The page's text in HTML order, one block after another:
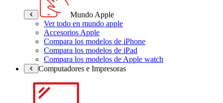
Mundo Apple
Ver todo en mundo apple
Accesorios Apple
Compara los modelos de iPhone
Compara los modelos de iPad
Compara los modelos de Apple watch
Computadores e Impresoras